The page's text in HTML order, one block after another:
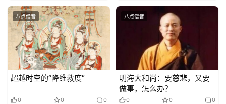
八点僧音
超越时空的“降维救度”
0 0 0
八点僧音
明海大和尚：要慈悲，又要
做事，怎么办？
0 0 0